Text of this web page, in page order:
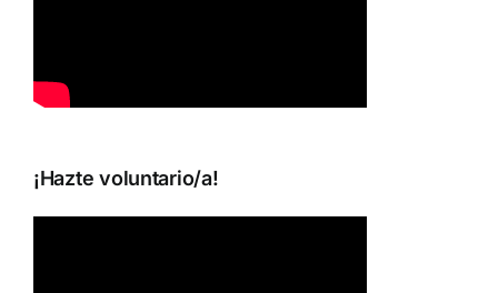
¡Hazte voluntario/a!